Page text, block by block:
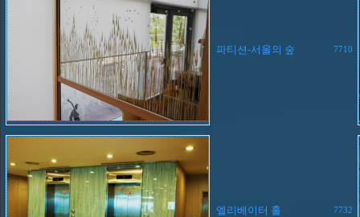
파티션-서울의 숲 7710
엘리베이터 홀 7732